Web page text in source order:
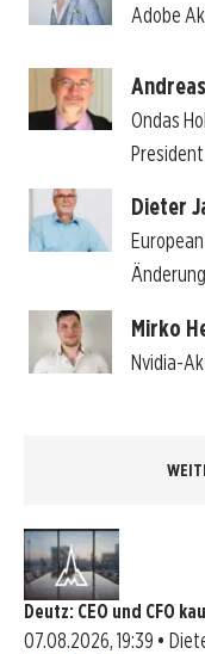
Adobe
Ondas
Dieter
Mirko
Nvidia-
Deutz: CEO und CFO
07.08.2026, 19:39 •